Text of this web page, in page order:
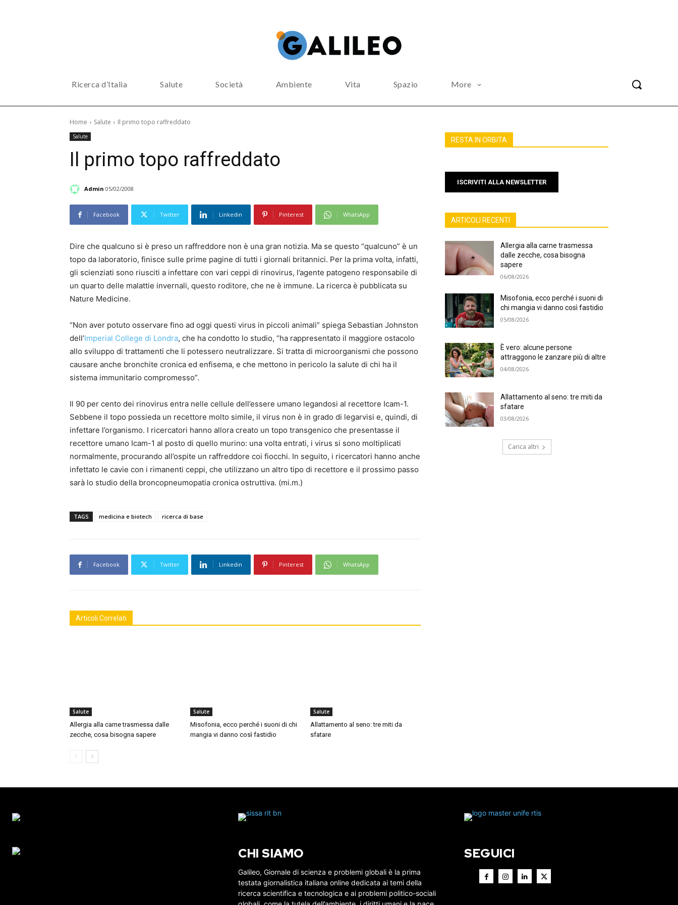
Ricerca d’Italia Salute Società Ambiente Vita Spazio More
Home Salute Il primo topo raffreddato
Salute
Il primo topo raffreddato
Admin 05/02/2008
Facebook Twitter Linkedin Pinterest WhatsApp
Dire che qualcuno si è preso un raffreddore non è una gran notizia. Ma se questo “qualcuno” è un
topo da laboratorio, finisce sulle prime pagine di tutti i giornali britannici. Per la prima volta, infatti,
gli scienziati sono riusciti a infettare con vari ceppi di rinovirus, l’agente patogeno responsabile di
un quarto delle malattie invernali, questo roditore, che ne è immune. La ricerca è pubblicata su
Nature Medicine.
“Non aver potuto osservare fino ad oggi questi virus in piccoli animali” spiega Sebastian Johnston
dell’Imperial College di Londra, che ha condotto lo studio, “ha rappresentato il maggiore ostacolo
allo sviluppo di trattamenti che li potessero neutralizzare. Si tratta di microorganismi che possono
causare anche bronchite cronica ed enfisema, e che mettono in pericolo la salute di chi ha il
sistema immunitario compromesso”.
Il 90 per cento dei rinovirus entra nelle cellule dell’essere umano legandosi al recettore Icam-1.
Sebbene il topo possieda un recettore molto simile, il virus non è in grado di legarvisi e, quindi, di
infettare l’organismo. I ricercatori hanno allora creato un topo transgenico che presentasse il
recettore umano Icam-1 al posto di quello murino: una volta entrati, i virus si sono moltiplicati
normalmente, procurando all’ospite un raffreddore coi fiocchi. In seguito, i ricercatori hanno anche
infettato le cavie con i rimanenti ceppi, che utilizzano un altro tipo di recettore e il prossimo passo
sarà lo studio della broncopneumopatia cronica ostruttiva. (mi.m.)
TAGS medicina e biotech ricerca di base
Facebook Twitter Linkedin Pinterest WhatsApp
Articoli Correlati
Salute
Allergia alla carne trasmessa dalle
zecche, cosa bisogna sapere
Salute
Misofonia, ecco perché i suoni di chi
mangia vi danno così fastidio
Salute
Allattamento al seno: tre miti da
sfatare
RESTA IN ORBITA
ISCRIVITI ALLA NEWSLETTER
ARTICOLI RECENTI
Allergia alla carne trasmessa
dalle zecche, cosa bisogna
sapere
06/08/2026
Misofonia, ecco perché i suoni di
chi mangia vi danno così fastidio
05/08/2026
È vero: alcune persone
attraggono le zanzare più di altre
04/08/2026
Allattamento al seno: tre miti da
sfatare
03/08/2026
Carica altri
CHI SIAMO
Galileo, Giornale di scienza e problemi globali è la prima
testata giornalistica italiana online dedicata ai temi della
ricerca scientifica e tecnologica e ai problemi politico-sociali
SEGUICI